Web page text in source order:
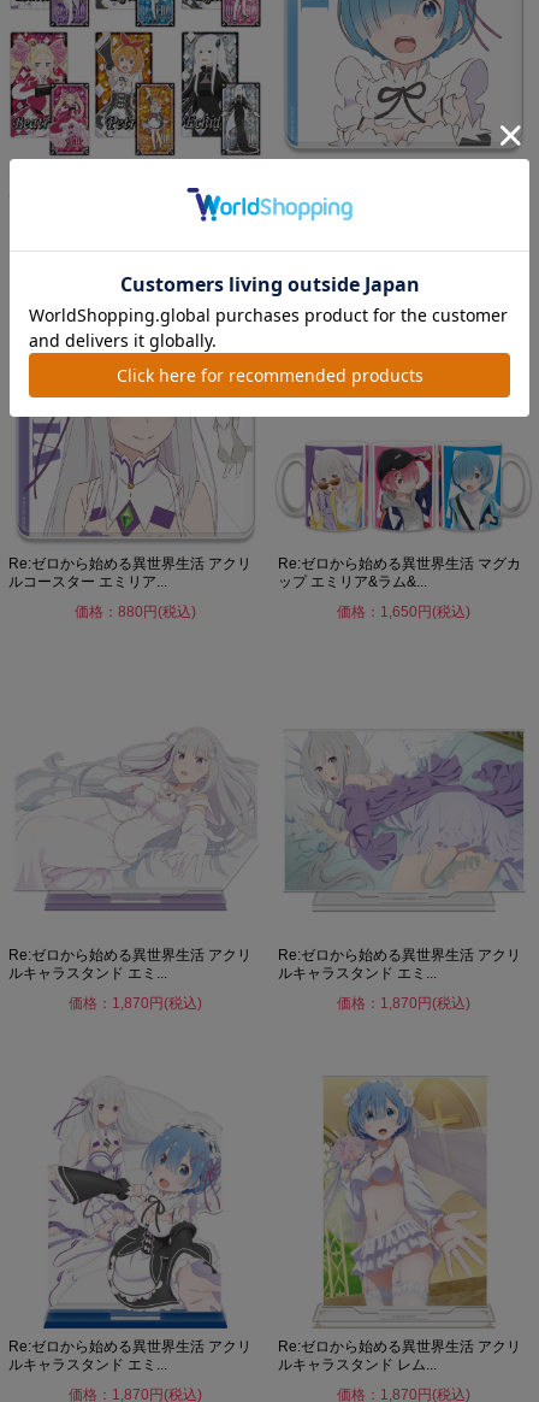
価格：3,960円(税込)
価格：880円(税込)
Re:ゼロから始める異世界生活 アクリ
ルコースター エミリア...
価格：880円(税込)
Re:ゼロから始める異世界生活 マグカ
ップ エミリア&ラム&...
価格：1,650円(税込)
Re:ゼロから始める異世界生活 アクリ
ルキャラスタンド エミ...
価格：1,870円(税込)
Re:ゼロから始める異世界生活 アクリ
ルキャラスタンド エミ...
価格：1,870円(税込)
Re:ゼロから始める異世界生活 アクリ
ルキャラスタンド エミ...
価格：1,870円(税込)
Re:ゼロから始める異世界生活 アクリ
ルキャラスタンド レム...
価格：1,870円(税込)